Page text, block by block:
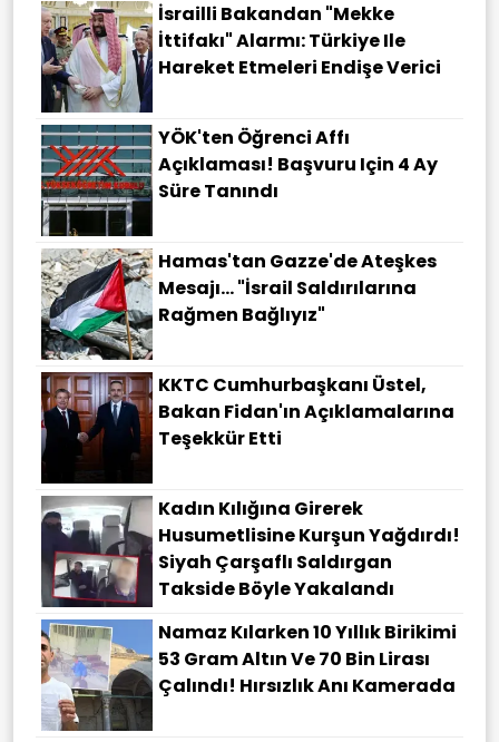
İsrailli Bakandan "Mekke
İttifakı" Alarmı: Türkiye Ile
Hareket Etmeleri Endişe Verici
YÖK'ten Öğrenci Affı
Açıklaması! Başvuru Için 4 Ay
Süre Tanındı
Hamas'tan Gazze'de Ateşkes
Mesajı... "İsrail Saldırılarına
Rağmen Bağlıyız"
KKTC Cumhurbaşkanı Üstel,
Bakan Fidan'ın Açıklamalarına
Teşekkür Etti
Kadın Kılığına Girerek
Husumetlisine Kurşun Yağdırdı!
Siyah Çarşaflı Saldırgan
Takside Böyle Yakalandı
Namaz Kılarken 10 Yıllık Birikimi
53 Gram Altın Ve 70 Bin Lirası
Çalındı! Hırsızlık Anı Kamerada